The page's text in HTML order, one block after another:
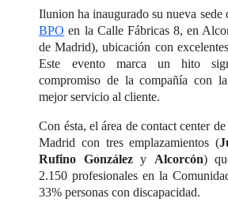
Ilunion ha inaugurado su nueva sede
BPO en la Calle Fábricas 8, en
de Madrid), ubicación con
Este evento marca un hito
compromiso de la compañía con
mejor servicio al cliente.
Con ésta, el área de contact center
Madrid con tres emplazamientos (
Rufino Gonzálezy Alcorcón)
2.150 profesionales en la
33% personas con discapacidad.